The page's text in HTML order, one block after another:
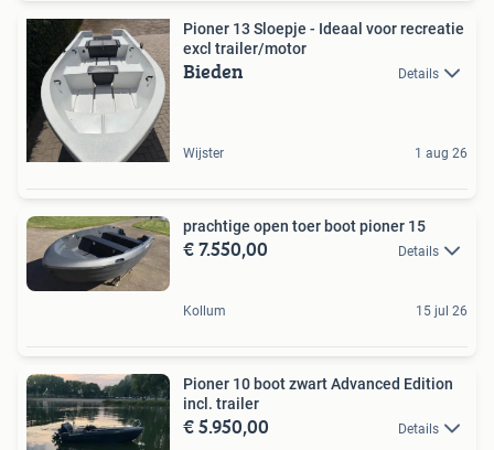
Pioner 13 Sloepje - Ideaal voor recreatie
excl trailer/motor
Bieden Details
Wijster 1 aug 26
prachtige open toer boot pioner 15
€ 7.550,00 Details
Kollum 15 jul 26
Pioner 10 boot zwart Advanced Edition
incl. trailer
€ 5.950,00 Details